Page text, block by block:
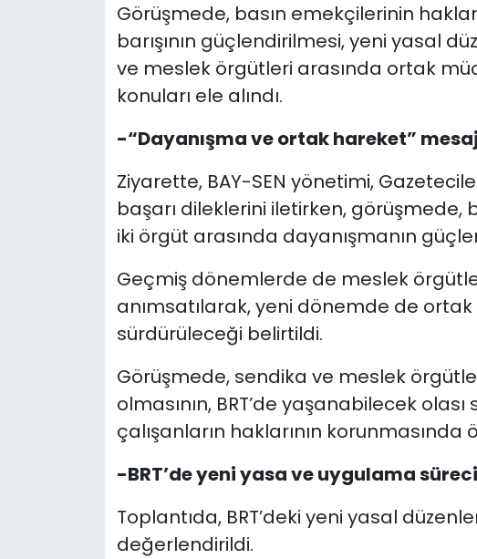
Görüşmede, basın emekçilerinin
barışının güçlendirilmesi, yeni yasal
ve meslek örgütleri arasında ortak
konuları ele alındı.
-“Dayanışma ve ortak hareket”
Ziyarette, BAY-SEN yönetimi,
başarı dileklerini iletirken, görüşmede,
iki örgüt arasında dayanışmanın
Geçmiş dönemlerde de meslek
anımsatılarak, yeni dönemde de
sürdürüleceği belirtildi.
Görüşmede, sendika ve meslek
olmasının, BRT’de yaşanabilecek
çalışanların haklarının
-BRT’de yeni yasa ve uygulama
Toplantıda, BRT’deki yeni yasal
değerlendirildi.
Video Galeri
Yazarlar